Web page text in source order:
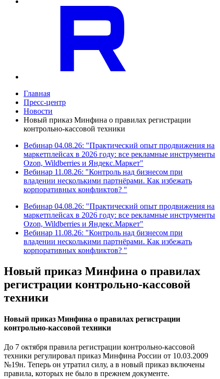
Главная
Пресс-центр
Новости
Новый приказ Минфина о правилах регистрации
контрольно-кассовой техники
Вебинар 04.08.26: "Практический опыт продвижения на
маркетплейсах в 2026 году: все рекламные инструменты
Ozon, Wildberries и Яндекс.Маркет"
Вебинар 11.08.26: "Контроль над бизнесом при
владении несколькими партнёрами. Как избежать
корпоративных конфликтов? "
Вебинар 04.08.26: "Практический опыт продвижения на
маркетплейсах в 2026 году: все рекламные инструменты
Ozon, Wildberries и Яндекс.Маркет"
Вебинар 11.08.26: "Контроль над бизнесом при
владении несколькими партнёрами. Как избежать
корпоративных конфликтов? "
Новый приказ Минфина о правилах
регистрации контрольно-кассовой
техники
Новый приказ Минфина о правилах регистрации
контрольно-кассовой техники
До 7 октября правила регистрации контрольно-кассовой
техники регулировал приказ Минфина России от 10.03.2009
№19н. Теперь он утратил силу, а в новый приказ включены
правила, которых не было в прежнем документе.